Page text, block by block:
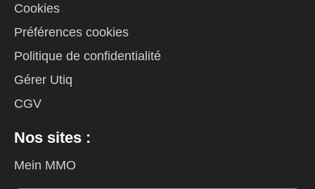
Cookies
Préférences cookies
Politique de confidentialité
Gérer Utiq
CGV
Nos sites :
Mein MMO